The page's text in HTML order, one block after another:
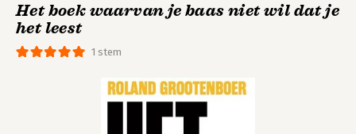
1 stem
Het boek waarvan je baas niet wil dat je
het leest